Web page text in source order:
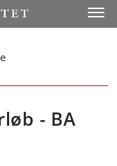
- BA